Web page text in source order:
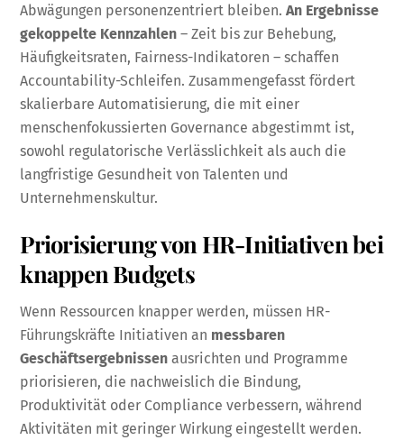
Abwägungen personenzentriert bleiben.An Ergebnisse
gekoppelte Kennzahlen – Zeit bis zur Behebung,
Häufigkeitsraten, Fairness-Indikatoren – schaffen
Accountability-Schleifen. Zusammengefasst fördert
skalierbare Automatisierung, die mit einer
menschenfokussierten Governance abgestimmt ist,
sowohl regulatorische Verlässlichkeit als auch die
langfristige Gesundheit von Talenten und
Unternehmenskultur.
Priorisierung von HR-Initiativen bei
knappen Budgets
Wenn Ressourcen knapper werden, müssen HR-
Führungskräfte Initiativen an messbaren
Geschäftsergebnissen ausrichten und Programme
priorisieren, die nachweislich die Bindung,
Produktivität oder Compliance verbessern, während
Aktivitäten mit geringer Wirkung eingestellt werden.